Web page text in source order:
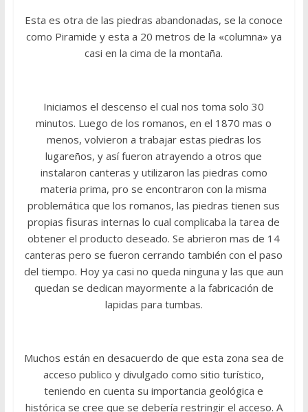
Esta es otra de las piedras abandonadas, se la conoce
como Piramide y esta a 20 metros de la «columna» ya
casi en la cima de la montaña.
Iniciamos el descenso el cual nos toma solo 30
minutos. Luego de los romanos, en el 1870 mas o
menos, volvieron a trabajar estas piedras los
lugareños, y así fueron atrayendo a otros que
instalaron canteras y utilizaron las piedras como
materia prima, pro se encontraron con la misma
problemática que los romanos, las piedras tienen sus
propias fisuras internas lo cual complicaba la tarea de
obtener el producto deseado. Se abrieron mas de 14
canteras pero se fueron cerrando también con el paso
del tiempo. Hoy ya casi no queda ninguna y las que aun
quedan se dedican mayormente a la fabricación de
lapidas para tumbas.
Muchos están en desacuerdo de que esta zona sea de
acceso publico y divulgado como sitio turístico,
teniendo en cuenta su importancia geológica e
histórica se cree que se debería restringir el acceso. A